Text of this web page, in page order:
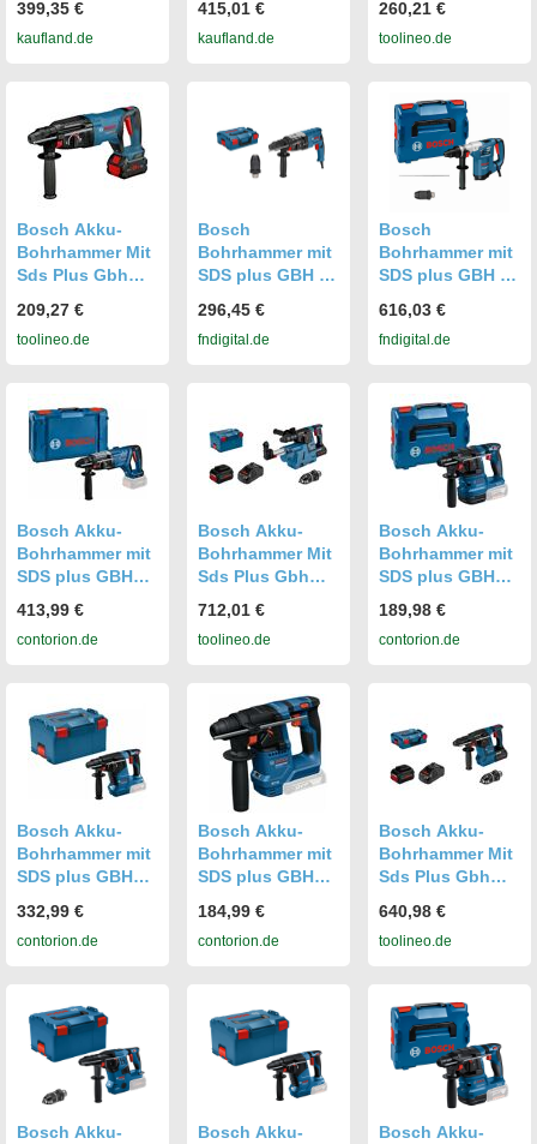
BOXX
399,35 €
kaufland.de
BOXX
415,01 €
kaufland.de
260,21 €
toolineo.de
Bosch Akku-
Bohrhammer Mit
Sds Plus Gbh
209,27 €
toolineo.de
Bosch
Bohrhammer mit
SDS plus GBH 2-
611267601
296,45 €
fndigital.de
Bosch
Bohrhammer mit
SDS plus GBH 4-
BOXX 611332104
616,03 €
fndigital.de
Bosch Akku-
Bohrhammer mit
SDS plus GBH
BOXX
(0611919004)
413,99 €
contorion.de
Bosch Akku-
Bohrhammer Mit
Sds Plus Gbh
238, 2 X
Procore18v 5.5ah
712,01 €
toolineo.de
Bosch Akku-
Bohrhammer mit
SDS plus GBH
(0611924001)
189,98 €
contorion.de
Bosch Akku-
Bohrhammer mit
SDS plus GBH
BOXX
(0611923002)
332,99 €
contorion.de
Bosch Akku-
Bohrhammer mit
SDS plus GBH
BOXX 136
(0611927003)
184,99 €
contorion.de
Bosch Akku-
Bohrhammer Mit
Sds Plus Gbh
136, 2 X
Procore18v 5.5ah
640,98 €
toolineo.de
Bosch Akku-
Bosch Akku-
Bosch Akku-